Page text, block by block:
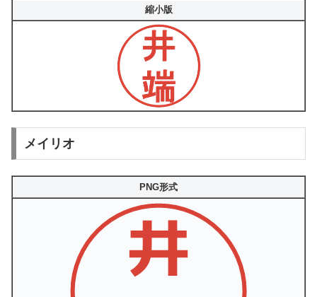
縮小版
メイリオ
PNG形式